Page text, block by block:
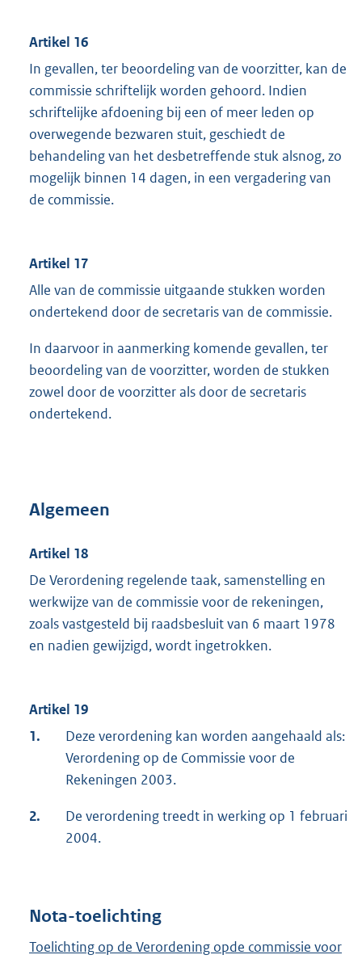
Artikel 16
In gevallen, ter beoordeling van de voorzitter, kan de
commissie schriftelijk worden gehoord. Indien
schriftelijke afdoening bij een of meer leden op
overwegende bezwaren stuit, geschiedt de
behandeling van het desbetreffende stuk alsnog, zo
mogelijk binnen 14 dagen, in een vergadering van
de commissie.
Artikel 17
Alle van de commissie uitgaande stukken worden
ondertekend door de secretaris van de commissie.
In daarvoor in aanmerking komende gevallen, ter
beoordeling van de voorzitter, worden de stukken
zowel door de voorzitter als door de secretaris
ondertekend.
Algemeen
Artikel 18
De Verordening regelende taak, samenstelling en
werkwijze van de commissie voor de rekeningen,
zoals vastgesteld bij raadsbesluit van 6 maart 1978
en nadien gewijzigd, wordt ingetrokken.
Artikel 19
1.
Deze verordening kan worden aangehaald als:
Verordening op de Commissie voor de
Rekeningen 2003.
2.
De verordening treedt in werking op 1 februari
2004.
Nota-toelichting
Toelichting op de Verordening opde commissie voor